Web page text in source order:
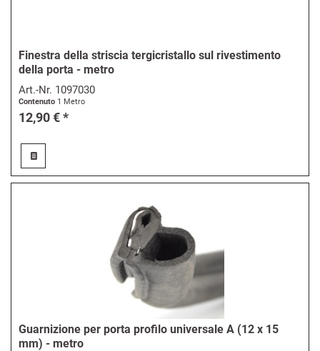
Finestra della striscia tergicristallo sul rivestimento
della porta - metro
Art.-Nr. 1097030
Contenuto 1 Metro
12,90 € *
Guarnizione per porta profilo universale A (12 x 15
mm) - metro